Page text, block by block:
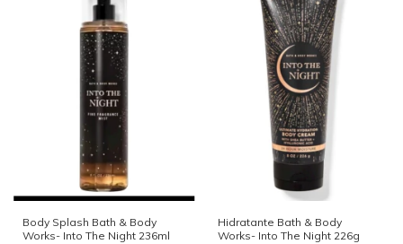
Body Splash Bath & Body
Works- Into The Night 236ml
Hidratante Bath & Body
Works- Into The Night 226g